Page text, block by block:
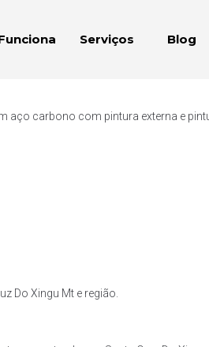
Serviços Blog
carbono com pintura externa e
Do Xingu Mt e região.